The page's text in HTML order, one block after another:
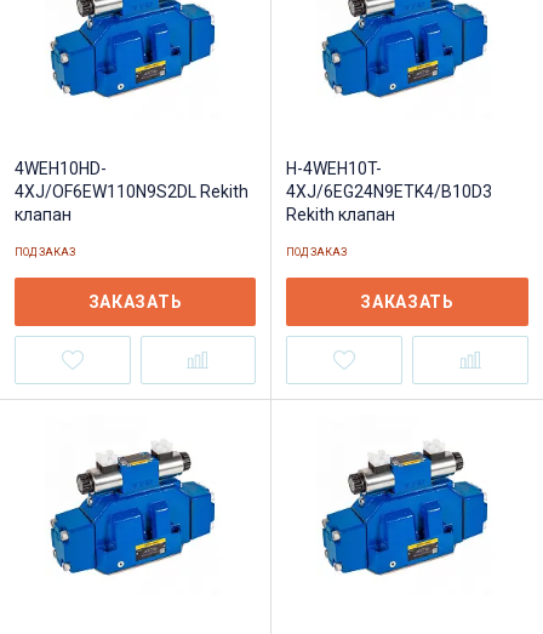
4WEH10HD-
4XJ/OF6EW110N9S2DL Rekith
клапан
ПОД ЗАКАЗ
ЗАКАЗАТЬ
H-4WEH10T-
4XJ/6EG24N9ETK4/B10D3
Rekith клапан
ПОД ЗАКАЗ
ЗАКАЗАТЬ